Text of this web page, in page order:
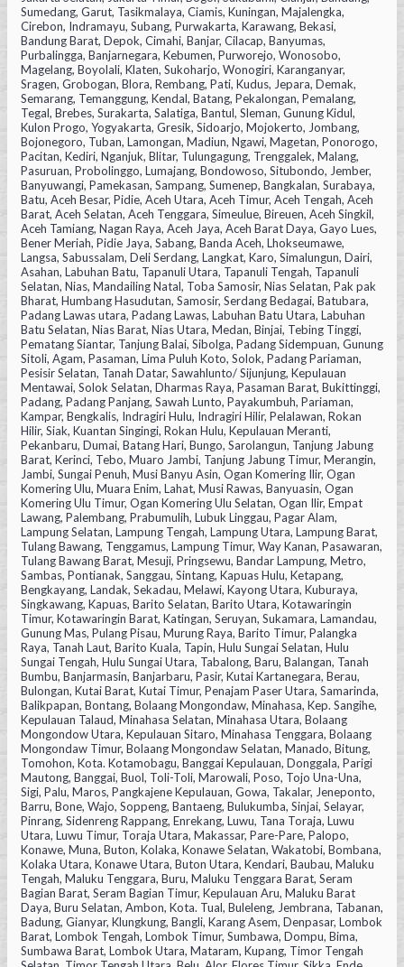
Sumedang, Garut, Tasikmalaya, Ciamis, Kuningan, Majalengka,
Cirebon, Indramayu, Subang, Purwakarta, Karawang, Bekasi,
Bandung Barat, Depok, Cimahi, Banjar, Cilacap, Banyumas,
Purbalingga, Banjarnegara, Kebumen, Purworejo, Wonosobo,
Magelang, Boyolali, Klaten, Sukoharjo, Wonogiri, Karanganyar,
Sragen, Grobogan, Blora, Rembang, Pati, Kudus, Jepara, Demak,
Semarang, Temanggung, Kendal, Batang, Pekalongan, Pemalang,
Tegal, Brebes, Surakarta, Salatiga, Bantul, Sleman, Gunung Kidul,
Kulon Progo, Yogyakarta, Gresik, Sidoarjo, Mojokerto, Jombang,
Bojonegoro, Tuban, Lamongan, Madiun, Ngawi, Magetan, Ponorogo,
Pacitan, Kediri, Nganjuk, Blitar, Tulungagung, Trenggalek, Malang,
Pasuruan, Probolinggo, Lumajang, Bondowoso, Situbondo, Jember,
Banyuwangi, Pamekasan, Sampang, Sumenep, Bangkalan, Surabaya,
Batu, Aceh Besar, Pidie, Aceh Utara, Aceh Timur, Aceh Tengah, Aceh
Barat, Aceh Selatan, Aceh Tenggara, Simeulue, Bireuen, Aceh Singkil,
Aceh Tamiang, Nagan Raya, Aceh Jaya, Aceh Barat Daya, Gayo Lues,
Bener Meriah, Pidie Jaya, Sabang, Banda Aceh, Lhokseumawe,
Langsa, Sabussalam, Deli Serdang, Langkat, Karo, Simalungun, Dairi,
Asahan, Labuhan Batu, Tapanuli Utara, Tapanuli Tengah, Tapanuli
Selatan, Nias, Mandailing Natal, Toba Samosir, Nias Selatan, Pak pak
Bharat, Humbang Hasudutan, Samosir, Serdang Bedagai, Batubara,
Padang Lawas utara, Padang Lawas, Labuhan Batu Utara, Labuhan
Batu Selatan, Nias Barat, Nias Utara, Medan, Binjai, Tebing Tinggi,
Pematang Siantar, Tanjung Balai, Sibolga, Padang Sidempuan, Gunung
Sitoli, Agam, Pasaman, Lima Puluh Koto, Solok, Padang Pariaman,
Pesisir Selatan, Tanah Datar, Sawahlunto/ Sijunjung, Kepulauan
Mentawai, Solok Selatan, Dharmas Raya, Pasaman Barat, Bukittinggi,
Padang, Padang Panjang, Sawah Lunto, Payakumbuh, Pariaman,
Kampar, Bengkalis, Indragiri Hulu, Indragiri Hilir, Pelalawan, Rokan
Hilir, Siak, Kuantan Singingi, Rokan Hulu, Kepulauan Meranti,
Pekanbaru, Dumai, Batang Hari, Bungo, Sarolangun, Tanjung Jabung
Barat, Kerinci, Tebo, Muaro Jambi, Tanjung Jabung Timur, Merangin,
Jambi, Sungai Penuh, Musi Banyu Asin, Ogan Komering Ilir, Ogan
Komering Ulu, Muara Enim, Lahat, Musi Rawas, Banyuasin, Ogan
Komering Ulu Timur, Ogan Komering Ulu Selatan, Ogan Ilir, Empat
Lawang, Palembang, Prabumulih, Lubuk Linggau, Pagar Alam,
Lampung Selatan, Lampung Tengah, Lampung Utara, Lampung Barat,
Tulang Bawang, Tenggamus, Lampung Timur, Way Kanan, Pasawaran,
Tulang Bawang Barat, Mesuji, Pringsewu, Bandar Lampung, Metro,
Sambas, Pontianak, Sanggau, Sintang, Kapuas Hulu, Ketapang,
Bengkayang, Landak, Sekadau, Melawi, Kayong Utara, Kuburaya,
Singkawang, Kapuas, Barito Selatan, Barito Utara, Kotawaringin
Timur, Kotawaringin Barat, Katingan, Seruyan, Sukamara, Lamandau,
Gunung Mas, Pulang Pisau, Murung Raya, Barito Timur, Palangka
Raya, Tanah Laut, Barito Kuala, Tapin, Hulu Sungai Selatan, Hulu
Sungai Tengah, Hulu Sungai Utara, Tabalong, Baru, Balangan, Tanah
Bumbu, Banjarmasin, Banjarbaru, Pasir, Kutai Kartanegara, Berau,
Bulongan, Kutai Barat, Kutai Timur, Penajam Paser Utara, Samarinda,
Balikpapan, Bontang, Bolaang Mongondaw, Minahasa, Kep. Sangihe,
Kepulauan Talaud, Minahasa Selatan, Minahasa Utara, Bolaang
Mongondow Utara, Kepulauan Sitaro, Minahasa Tenggara, Bolaang
Mongondaw Timur, Bolaang Mongondaw Selatan, Manado, Bitung,
Tomohon, Kota. Kotamobagu, Banggai Kepulauan, Donggala, Parigi
Mautong, Banggai, Buol, Toli-Toli, Marowali, Poso, Tojo Una-Una,
Sigi, Palu, Maros, Pangkajene Kepulauan, Gowa, Takalar, Jeneponto,
Barru, Bone, Wajo, Soppeng, Bantaeng, Bulukumba, Sinjai, Selayar,
Pinrang, Sidenreng Rappang, Enrekang, Luwu, Tana Toraja, Luwu
Utara, Luwu Timur, Toraja Utara, Makassar, Pare-Pare, Palopo,
Konawe, Muna, Buton, Kolaka, Konawe Selatan, Wakatobi, Bombana,
Kolaka Utara, Konawe Utara, Buton Utara, Kendari, Baubau, Maluku
Tengah, Maluku Tenggara, Buru, Maluku Tenggara Barat, Seram
Bagian Barat, Seram Bagian Timur, Kepulauan Aru, Maluku Barat
Daya, Buru Selatan, Ambon, Kota. Tual, Buleleng, Jembrana, Tabanan,
Badung, Gianyar, Klungkung, Bangli, Karang Asem, Denpasar, Lombok
Barat, Lombok Tengah, Lombok Timur, Sumbawa, Dompu, Bima,
Sumbawa Barat, Lombok Utara, Mataram, Kupang, Timor Tengah